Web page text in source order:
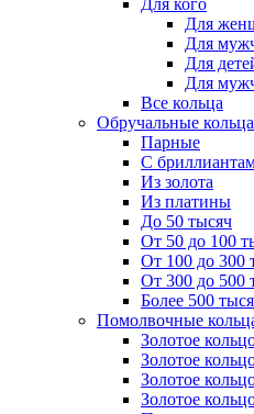
Для кого
Для
Для
Для
Для
Все кольца
Обручальные кольца
Парные
С
Из золота
Из платины
До 50 тысяч
От 50 до 100
От 100 до 300
От 300 до 500
Более 500
Помолвочные
Золотое
Золотое
Золотое
Золотое